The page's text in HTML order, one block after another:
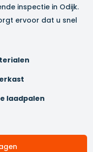
inspectie in Odijk.
ervoor dat u snel
laadpalen